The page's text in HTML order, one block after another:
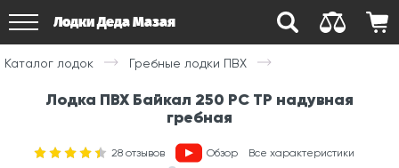
Лодки Деда Мазая
Каталог лодок Гребные лодки ПВХ
Лодка ПВХ Байкал 250 РС ТР надувная
гребная
28 отзывов Обзор
Все характеристики